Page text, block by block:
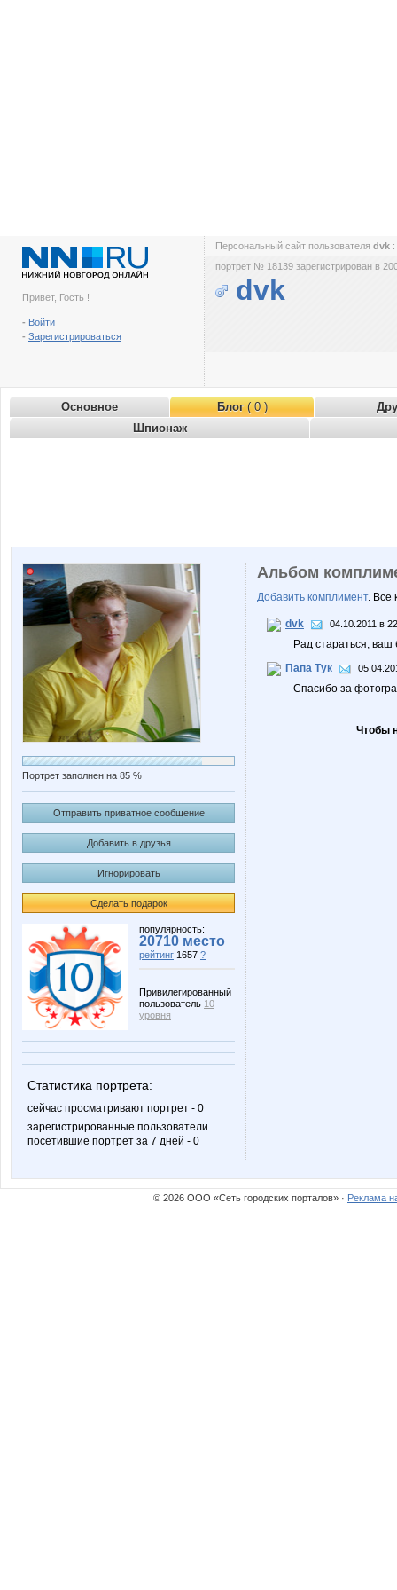
Привет, Гость !
- Войти
- Зарегистрироваться
Персональный сайт пользователя dvk :
портрет № 18139 зарегистрирован в
dvk
Основное Блог( 0 )
Шпионаж
Портрет заполнен на 85 %
Отправить приватное сообщение
Добавить в друзья
Игнорировать
Сделать подарок
популярность:
20710 место
рейтинг 1657 ?
Привилегированный
пользователь 10
уровня
Статистика портрета:
сейчас просматривают портрет - 0
зарегистрированные пользователи
посетившие портрет за 7 дней - 0
Альбом
Добавить комплимент. Все
dvk 04.10.2011 в
Рад стараться, ваш
Папа Тук
Спасибо за
Чтобы
© 2026 ООО «Сеть городских порталов» · Реклама